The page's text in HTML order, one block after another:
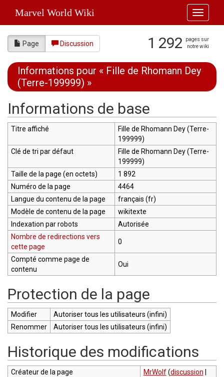
Toggle
Marvel World Wiki
Page Discussion 1 292
pages sur
notre wiki
Informations pour « Fille de Rhomann Dey
(Terre-199999) »
Informations de base
Titre affiché
Fille de Rhomann Dey (Terre-
199999)
Clé de tri par défaut
Fille de Rhomann Dey (Terre-
199999)
Taille de la page (en octets)
1 892
Numéro de la page
4464
Langue du contenu de la page
français (fr)
Modèle de contenu de la page
wikitexte
Indexation par robots
Autorisée
Nombre de redirections vers
cette page
0
Compté comme page de
contenu
Oui
Protection de la page
Modifier
Autoriser tous les utilisateurs (infini)
Renommer
Autoriser tous les utilisateurs (infini)
Historique des modifications
Créateur de la page MrWolf (discussion